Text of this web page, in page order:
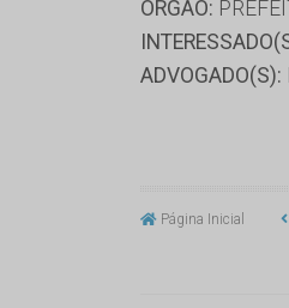
ORGÃO:
ADVOGADO(S):
Página Inicial